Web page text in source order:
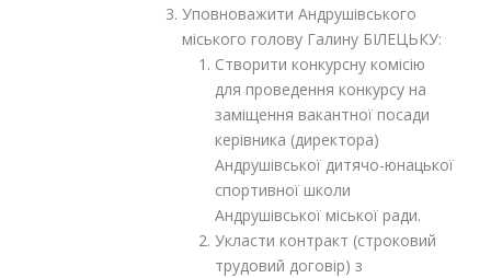
Уповноважити Андрушівського
міського голову Галину БІЛЕЦЬКУ:
Створити конкурсну комісію
для проведення конкурсу на
заміщення вакантної посади
керівника (директора)
Андрушівської дитячо-юнацької
спортивної школи
Андрушівської міської ради.
Укласти контракт (строковий
трудовий договір) з